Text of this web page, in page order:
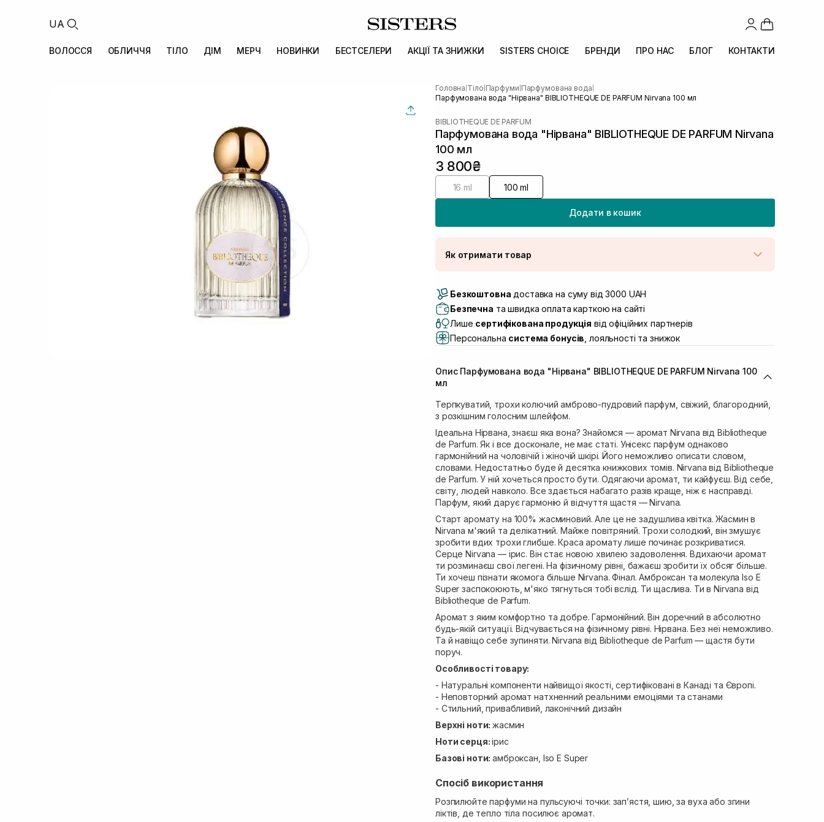
UA
ВОЛОССЯ ОБЛИЧЧЯ ТІЛО ДІМ МЕРЧ НОВИНКИ БЕСТСЕЛЕРИ АКЦІЇ ТА ЗНИЖКИ SISTERS CHOICE БРЕНДИ ПРО НАС БЛОГ КОНТАКТИ
Головна Тіло Парфуми Парфумована вода
Парфумована вода "Нірвана" BIBLIOTHEQUE DE PARFUM Nirvana 100 мл
BIBLIOTHEQUE DE PARFUM
Парфумована вода "Нірвана" BIBLIOTHEQUE DE PARFUM Nirvana
100 мл
3 800₴
16 ml 100 ml
Додати в кошик
Як отримати товар
Самовивіз м. Луцьк, вул. Винниченка 4
Самовивіз м. Львів, вул. Академіка Підстригача, 1В (Duck’s
Самовивіз м. Львів, вул. Івана Франка 36
Самовивіз м. Львів, вул. Степана Бандери 45 В наявності
Самовивіз м. Рівне, вул. Кулика і Гудачека 23 (ТЦ Екватор) В наявності
Безкоштовна доставка на суму від 3000 UAH
Безпечна та швидка оплата карткою на сайті
Лише сертифікована продукція від офіційних партнерів
Персональна система бонусів , лояльності та знижок
Опис Парфумована вода "Нірвана" BIBLIOTHEQUE DE PARFUM Nirvana 100
мл
Терпкуватий, трохи колючий амброво-пудровий парфум, свіжий, благородний,
з розкішним голосним шлейфом.
Ідеальна Нірвана, знаєш яка вона? Знайомся — аромат Nirvana від Bibliotheque
de Parfum. Як і все досконале, не має статі. Унісекс парфум однаково
гармонійний на чоловічій і жіночій шкірі. Його неможливо описати словом,
словами. Недостатньо буде й десятка книжкових томів. Nirvana від Bibliotheque
de Parfum. У ній хочеться просто бути. Одягаючи аромат, ти кайфуєш. Від себе,
світу, людей навколо. Все здається набагато разів краще, ніж є насправді.
Парфум, який дарує гармонію й відчуття щастя — Nirvana.
Старт аромату на 100% жасминовий. Але це не задушлива квітка. Жасмин в
Nirvana м'який та делікатний. Майже повітряний. Трохи солодкий, він змушує
зробити вдих трохи глибше. Краса аромату лише починає розкриватися.
Серце Nirvana — ірис. Він стає новою хвилею задоволення. Вдихаючи аромат
ти розминаєш свої легені. На фізичному рівні, бажаєш зробити їх обсяг більше.
Ти хочеш пізнати якомога більше Nirvana. Фінал. Амброксан та молекула Iso E
Super заспокоюють, м'яко тягнуться тобі вслід. Ти щаслива. Ти в Nirvana від
Bibliotheque de Parfum.
Аромат з яким комфортно та добре. Гармонійний. Він доречний в абсолютно
будь-якій ситуації. Відчувається на фізичному рівні. Нірвана. Без неї неможливо.
Та й навіщо себе зупиняти. Nirvana від Bibliotheque de Parfum — щастя бути
поруч.
Особливості товару:
- Натуральні компоненти найвищої якості, сертифіковані в Канаді та Європі.
- Неповторний аромат натхненний реальними емоціями та станами
- Стильний, привабливий, лаконічний дизайн
Верхні ноти:жасмин
Ноти серця:ірис
Базові ноти:амброксан, Iso E Super
Спосіб використання
Розпилюйте парфуми на пульсуючі точки: зап’ястя, шию, за вуха або згини
ліктів, де тепло тіла посилює аромат.